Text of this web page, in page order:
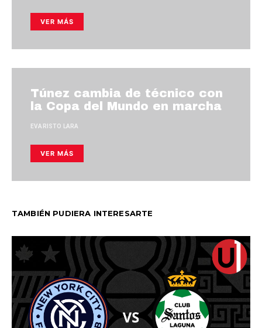
VER MÁS
Túnez cambia de técnico con
la Copa del Mundo en marcha
EVARISTO LARA
VER MÁS
TAMBIÉN PUDIERA INTERESARTE